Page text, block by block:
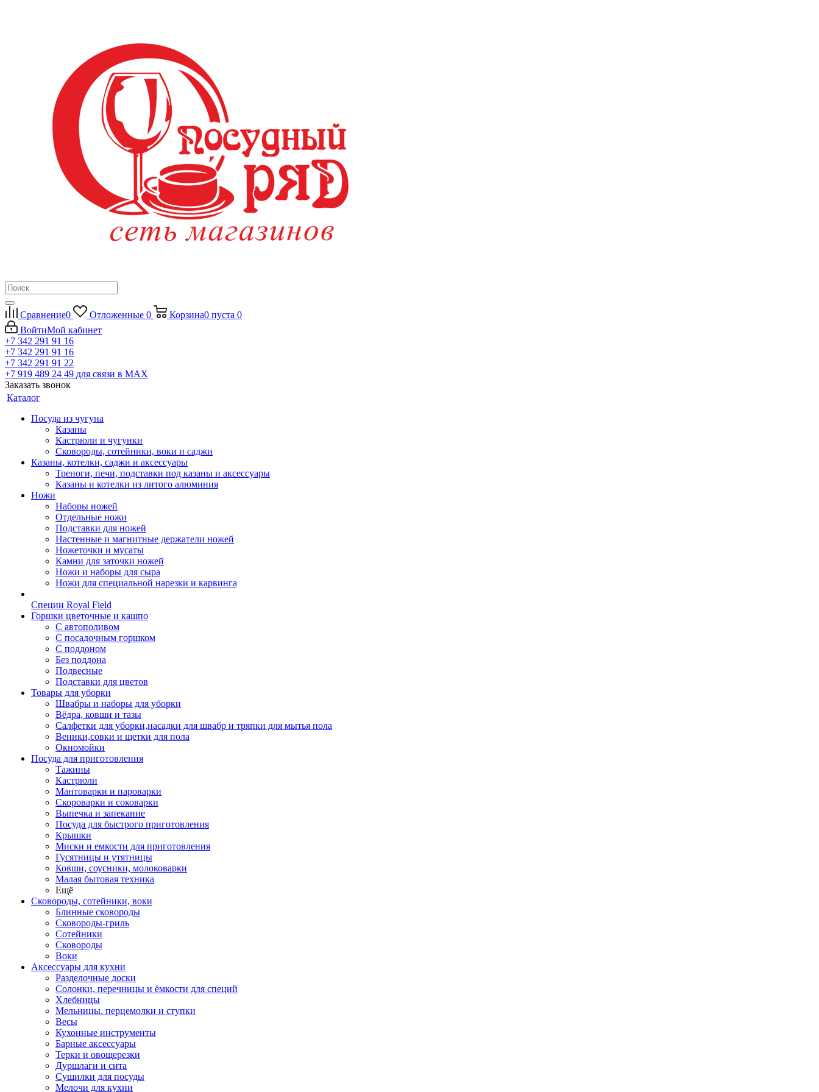
Сравнение0 Отложенные 0 Корзина0 пуста 0
ВойтиМой кабинет
+7 342 291 91 16
+7 342 291 91 16
+7 342 291 91 22
+7 919 489 24 49 для связи в МАХ
Заказать звонок
Каталог
Посуда из чугуна
Казаны
Кастрюли и чугунки
Сковороды, сотейники, воки и саджи
Казаны, котелки, саджи и аксессуары
Треноги, печи, подставки под казаны и аксессуары
Казаны и котелки из литого алюминия
Ножи
Наборы ножей
Отдельные ножи
Подставки для ножей
Настенные и магнитные держатели ножей
Ножеточки и мусаты
Камни для заточки ножей
Ножи и наборы для сыра
Ножи для специальной нарезки и карвинга
Специи Royal Field
Горшки цветочные и кашпо
С автополивом
С посадочным горшком
С поддоном
Без поддона
Подвесные
Подставки для цветов
Товары для уборки
Швабры и наборы для уборки
Вёдра, ковши и тазы
Салфетки для уборки,насадки для швабр и тряпки для мытья пола
Веники,совки и щетки для пола
Окномойки
Посуда для приготовления
Тажины
Кастрюли
Мантоварки и пароварки
Скороварки и соковарки
Выпечка и запекание
Посуда для быстрого приготовления
Крышки
Миски и емкости для приготовления
Гусятницы и утятницы
Ковши, соусники, молоковарки
Малая бытовая техника
Ещё
Сковороды, сотейники, воки
Блинные сковороды
Сковороды-гриль
Сотейники
Сковороды
Воки
Аксессуары для кухни
Разделочные доски
Солонки, перечницы и ёмкости для специй
Хлебницы
Мельницы. перцемолки и ступки
Весы
Кухонные инструменты
Барные аксессуары
Терки и овощерезки
Дуршлаги и сита
Сушилки для посуды
Мелочи для кухни